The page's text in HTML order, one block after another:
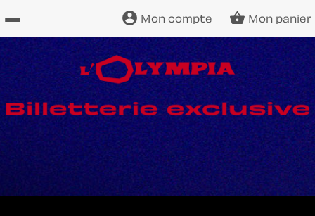
Site
officiel
Mon panier
Mon compte